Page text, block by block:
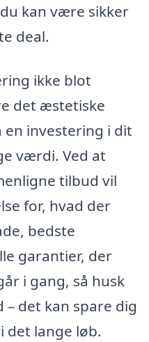
kan være sikker
deal.
ikke blot
det æstetiske
en investering i dit
værdi. Ved at
tilbud vil
for, hvad der
bedste
garantier, der
i gang, så husk
det kan spare dig
det lange løb.